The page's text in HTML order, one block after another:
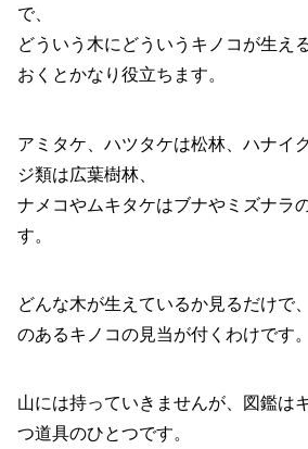
で、
どういう木にどういうキノコが生え
おくとかなり役立ちます。
アミタケ、ハツタケは松林、ハナイ
ジ類は広葉樹林、
ナメコやムキタケはブナやミズナラ
す。
どんな木が生えているか見るだけで
のあるキノコの見当が付くわけです。
山には持っていきませんが、図鑑は
つ道具のひとつです。